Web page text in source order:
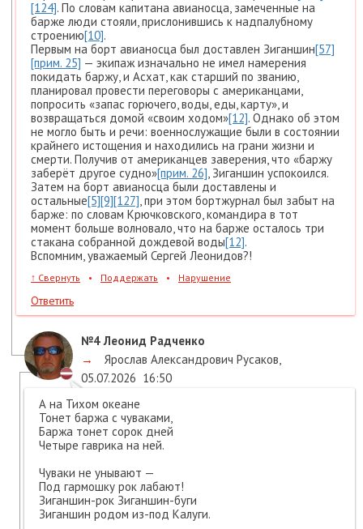
[124]. По словам капитана авианосца, замеченные на
барже люди стояли, прислонившись к надпалубному
строению[10].
Первым на борт авианосца был доставлен Зиганшин[57]
[прим. 25] — экипаж изначально не имел намерения
покидать баржу, и Асхат, как старший по званию,
планировал провести переговоры с американцами,
попросить «запас горючего, воды, еды, карту», и
возвращаться домой «своим ходом»[12]. Однако об этом
не могло быть и речи: военнослужащие были в состоянии
крайнего истощения и находились на грани жизни и
смерти. Получив от американцев заверения, что «баржу
заберёт другое судно»[прим. 26], Зиганшин успокоился.
Затем на борт авианосца были доставлены и
остальные[5][9][127], при этом бортжурнал был забыт на
барже: по словам Крючковского, командира в тот
момент больше волновало, что на барже осталось три
стакана собранной дождевой воды[12].
Вспомним, уважаемый Сергей Леонидов?!
↑ Свернуть • Поддержать • Нарушение
Ответить
№4Леонид Радченко
→
Ярослав Александрович Русаков,
05.07.2026 16:50
А на Тихом океане
Тонет баржа с чуваками,
Баржа тонет сорок дней
Четыре гаврика на ней.
Чуваки не унывают —
Под гармошку рок лабают!
Зиганшин-рок Зиганшин-буги
Зиганшин родом из-под Калуги.